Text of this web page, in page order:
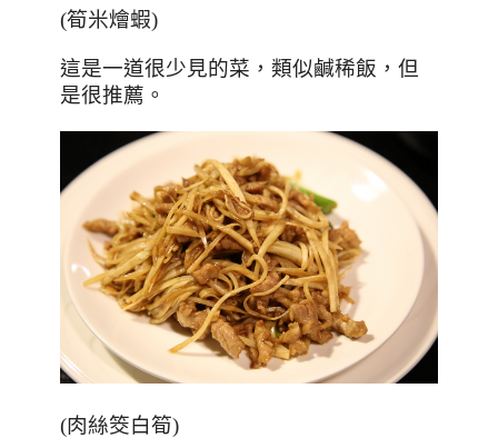
(筍米燴蝦)
這是一道很少見的菜，類似鹹稀飯，但
是很推薦。
(肉絲筊白筍)